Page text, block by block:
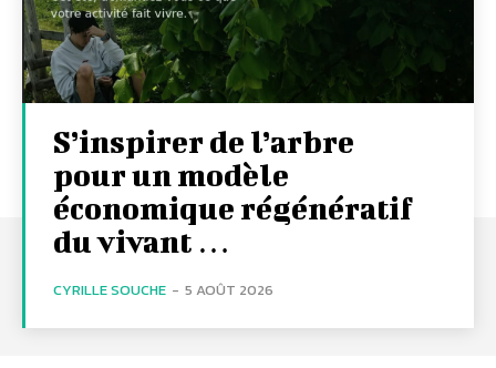
S’inspirer de l’arbre
pour un modèle
économique régénératif
du vivant …
CYRILLE SOUCHE - 5 AOÛT 2026